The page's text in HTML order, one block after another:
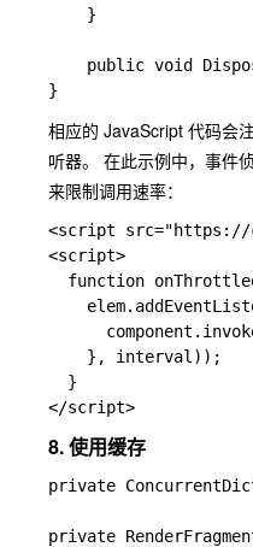
    }
public void
相应的 JavaScript 代码会
听器。 在此示例中，事件
来限制调用速率：
<script src="https://
<script>
function
    }, interval));
  }
8. 使用缓存
private
private